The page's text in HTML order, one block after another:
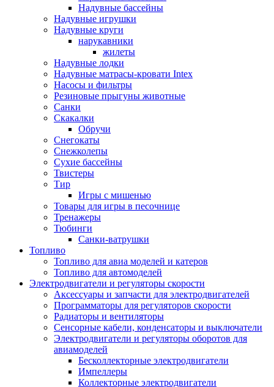
Надувные бассейны
Надувные игрушки
Надувные круги
нарукавники
жилеты
Надувные лодки
Надувные матрасы-кровати Intex
Насосы и фильтры
Резиновые прыгуны животные
Санки
Скакалки
Обручи
Снегокаты
Снежколепы
Сухие бассейны
Твистеры
Тир
Игры с мишенью
Товары для игры в песочнице
Тренажеры
Тюбинги
Санки-ватрушки
Топливо
Топливо для авиа моделей и катеров
Топливо для автомоделей
Электродвигатели и регуляторы скорости
Аксессуары и запчасти для электродвигателей
Программаторы для регуляторов скорости
Радиаторы и вентиляторы
Сенсорные кабели, конденсаторы и выключатели
Электродвигатели и регуляторы оборотов для
авиамоделей
Бесколлекторные электродвигатели
Импеллеры
Коллекторные электродвигатели